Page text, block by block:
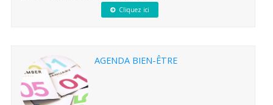
Cliquez ici
AGENDA BIEN-ÊTRE